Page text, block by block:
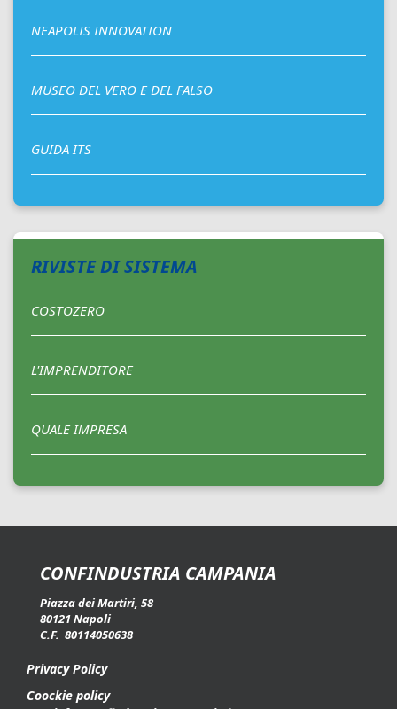
NEAPOLIS INNOVATION
MUSEO DEL VERO E DEL FALSO
GUIDA ITS
RIVISTE DI SISTEMA
COSTOZERO
L'IMPRENDITORE
QUALE IMPRESA
CONFINDUSTRIA CAMPANIA
Piazza dei Martiri, 58
80121 Napoli
C.F. 80114050638
Privacy Policy
Coockie policy